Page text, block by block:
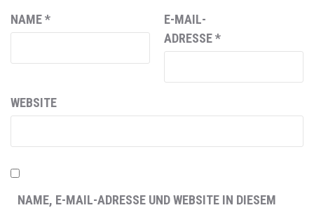
NAME*
E-MAIL-
ADRESSE*
WEBSITE
NAME, E-MAIL-ADRESSE UND WEBSITE IN DIESEM